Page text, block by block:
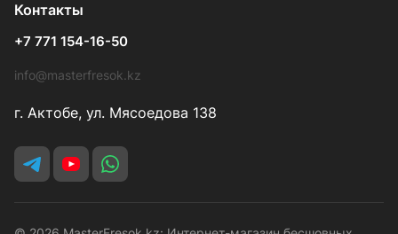
Контакты
+7 771 154-16-50
info@masterfresok.kz
г. Актобе, ул. Мясоедова 138